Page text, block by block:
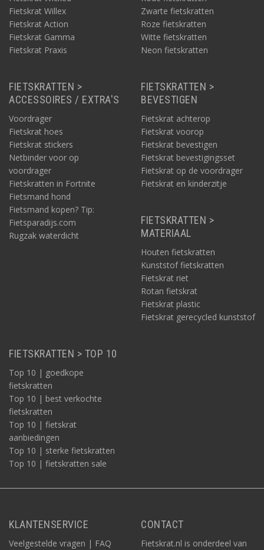
Fietskrat Willex
Fietskrat Action
Fietskrat Gamma
Fietskrat Praxis
Zwarte fietskratten
Roze fietskratten
Witte fietskratten
Neon fietskratten
FIETSKRATTEN >
ACCESSOIRES / EXTRA'S
Voordrager
Fietskrat hoes
Fietskrat stickers
Netbinder voor op
voordrager
Fietskratten in Fortnite
Fietsmand hond
Fietsmand kopen? Tip:
Fietsparadijs.com
Rugzak waterdicht
FIETSKRATTEN >
BEVESTIGEN
Fietskrat achterop
Fietskrat voorop
Fietskrat bevestigen
Fietskrat bevestigingsset
Fietskrat op de voordrager
Fietskrat en kinderzitje
FIETSKRATTEN >
MATERIAAL
Houten fietskratten
Kunststof fietskratten
Fietskrat riet
Rotan fietskrat
Fietskrat plastic
Fietskrat gerecycled kunststof
FIETSKRATTEN > TOP 10
Top 10 | goedkope
fietskratten
Top 10 | best verkochte
fietskratten
Top 10 | fietskrat
aanbiedingen
Top 10 | sterke fietskratten
Top 10 | fietskratten sale
KLANTENSERVICE
Veelgestelde vragen | FAQ
CONTACT
Fietskrat.nl is onderdeel van